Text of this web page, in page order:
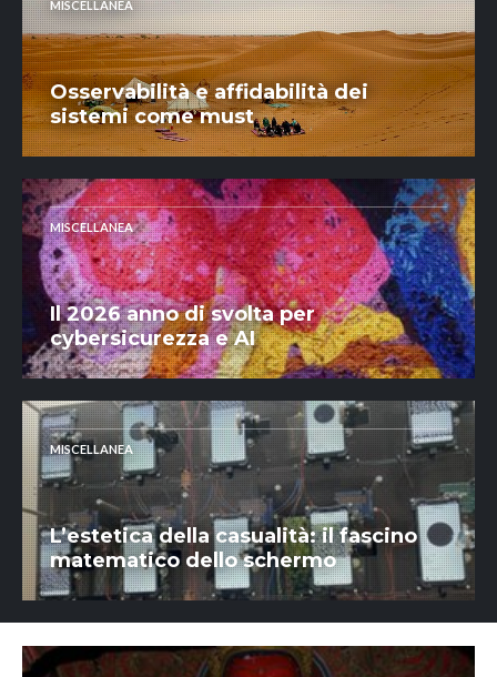
MISCELLANEA
Osservabilità e affidabilità dei
sistemi come must
MISCELLANEA
Il 2026 anno di svolta per
cybersicurezza e AI
MISCELLANEA
L’estetica della casualità: il fascino
matematico dello schermo